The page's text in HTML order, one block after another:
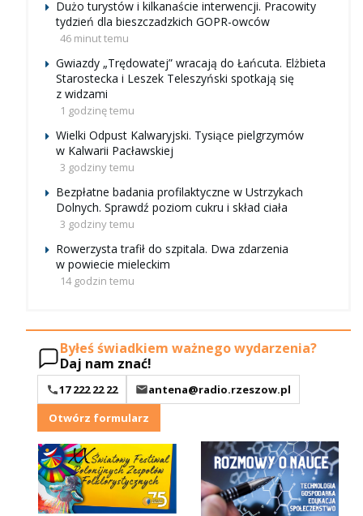
Dużo turystów i kilkanaście interwencji. Pracowity
tydzień dla bieszczadzkich GOPR-owców
46 minut temu
Gwiazdy „Trędowatej” wracają do Łańcuta. Elżbieta
Starostecka i Leszek Teleszyński spotkają się
z widzami
1 godzinę temu
Wielki Odpust Kalwaryjski. Tysiące pielgrzymów
w Kalwarii Pacławskiej
3 godziny temu
Bezpłatne badania profilaktyczne w Ustrzykach
Dolnych. Sprawdź poziom cukru i skład ciała
3 godziny temu
Rowerzysta trafił do szpitala. Dwa zdarzenia
w powiecie mieleckim
14 godzin temu
Byłeś świadkiem ważnego wydarzenia?
Daj nam znać!
17 222 22 22
antena@radio.rzeszow.pl
Otwórz formularz